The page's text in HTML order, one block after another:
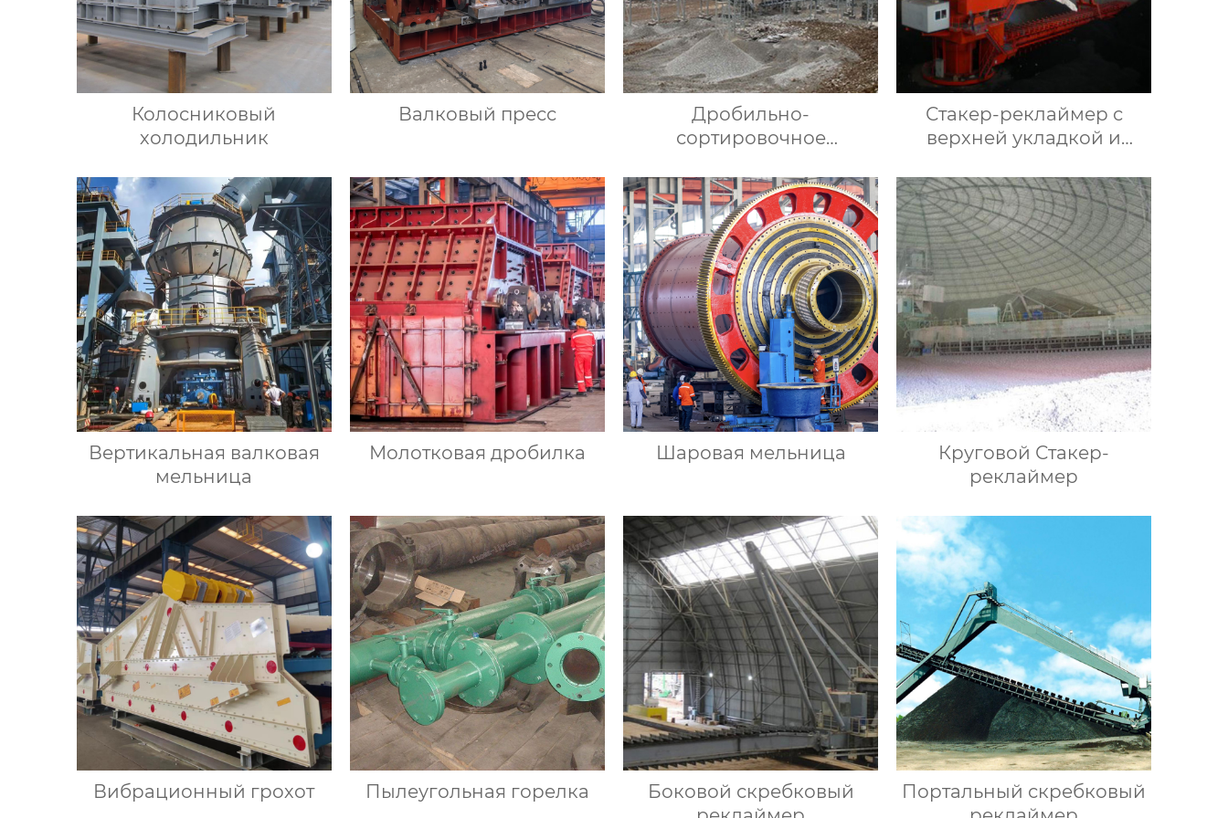
Колосниковый
холодильник
Валковый пресс
Дробильно-
сортировочное
Стакер-реклаймер с
верхней укладкой и
Вертикальная валковая
мельница
Молотковая дробилка Шаровая мельница
Круговой Стакер-
реклаймер
Вибрационный грохот Пылеугольная горелка
Боковой скребковый
Портальный скребковый